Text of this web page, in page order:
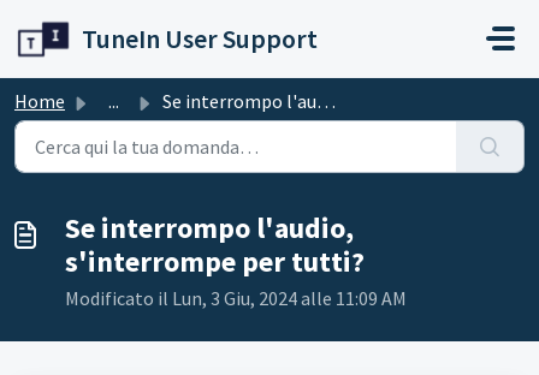
TuneIn User Support
Home ... Se interrompo l'audio, s'interrompe per tutti?
Se interrompo l'audio,
s'interrompe per tutti?
Modificato il Lun, 3 Giu, 2024 alle 11:09 AM